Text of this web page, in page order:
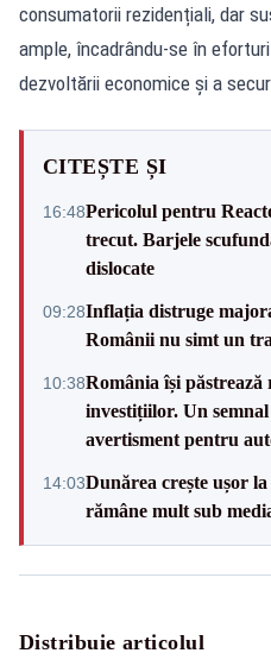
consumatorii rezidențiali, dar
ample, încadrându-se în
dezvoltării economice și a
CITEȘTE ȘI
16:48Pericolul pentru
trecut. Barjele
dislocate
09:28Inflația distruge
Românii nu simt un
10:38România își
investițiilor. Un
avertisment pentru
14:03Dunărea crește ușor
rămâne mult sub
Distribuie articolul